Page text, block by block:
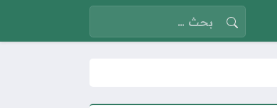
البحث عن: